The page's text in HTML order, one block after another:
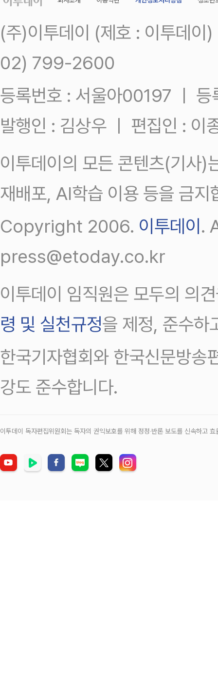
(주)이투데이 (제호 : 이투데
02) 799-2600
등록번호 : 서울아00197 ㅣ
발행인 : 김상우 ㅣ 편집인 : 이
이투데이의 모든 콘텐츠(기사)
재배포, AI학습 이용 등을 금지
Copyright 2006. 이투데이.
press@etoday.co.kr
이투데이 임직원은 모두의 의
령 및 실천규정을 제정, 준수하
한국기자협회와 한국신문방송
강도 준수합니다.
이투데이 독자편집위원회는 독자의 권익보호를 위해 정정‧반론 보도를 신속하고